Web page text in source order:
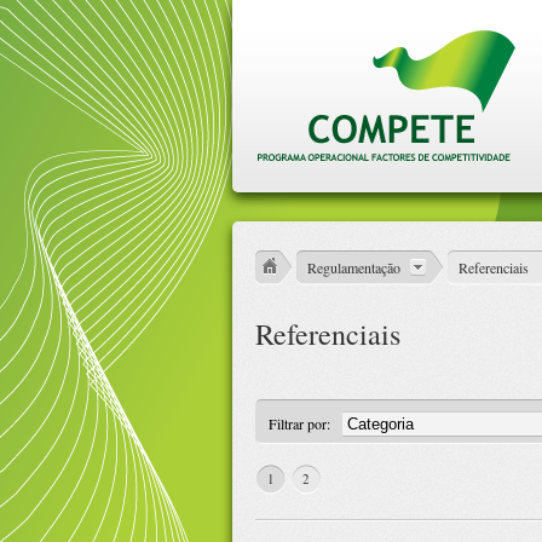
Regulamentação Referenciais
Referenciais
Filtrar por:
1 2